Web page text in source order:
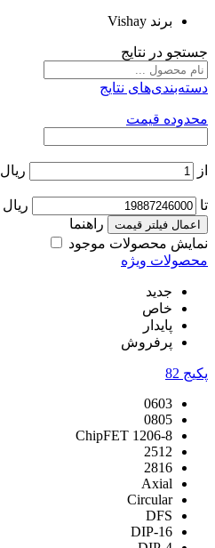
برند Vishay
جستجو در نتایج
دسته‌بندی‌های نتایج
محدوده قیمت
از ریال
تا ریال
اعمال فیلتر قیمت
راهنما
نمایش محصولات موجود
محصولات ویژه
جدید
خاص
پایدار
پرفروش
پکیج 82
0603
0805
1206-8 ChipFET
2512
2816
Axial
Circular
DFS
DIP-16